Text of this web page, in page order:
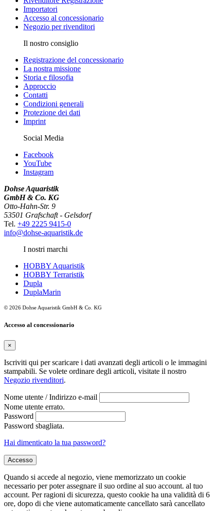
Importatori
Accesso al concessionario
Negozio per rivenditori
Il nostro consiglio
Registrazione del concessionario
La nostra missione
Storia e filosofia
Approccio
Contatti
Condizioni generali
Protezione dei dati
Imprint
Social Media
Facebook
YouTube
Instagram
Dohse Aquaristik
GmbH & Co. KG
Otto-Hahn-Str. 9
53501 Grafschaft - Gelsdorf
Tel. +49 2225 9415-0
info@dohse-aquaristik.de
I nostri marchi
HOBBY Aquaristik
HOBBY Terraristik
Dupla
DuplaMarin
© 2026 Dohse Aquaristik GmbH & Co. KG
Accesso al concessionario
×
Iscriviti qui per scaricare i dati avanzati degli articoli o le immagini
stampabili. Se volete ordinare degli articoli, visitate il nostro
Negozio rivenditori.
Nome utente / Indirizzo e-mail
Nome utente errato.
Password
Password sbagliata.
Hai dimenticato la tua password?
Accesso
Quando si accede al negozio, viene memorizzato un cookie
necessario per poter assegnare il suo ordine al suo account. al tuo
account. Per ragioni di sicurezza, questo cookie ha una validità di 6
ore, dopo di che viene automaticamente cancellato sarà cancellato